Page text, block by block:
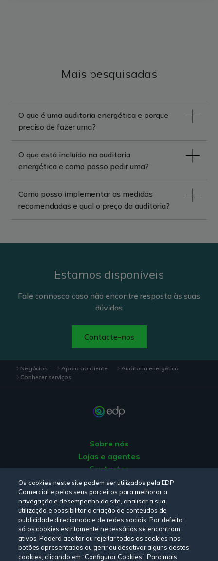
Mais pesquisadas
O que é uma auditoria energética e porque
preciso de fazer uma?
O que está incluído na auditoria
energética e como posso pedir uma?
Como posso implementar as medidas
recomendadas e qual o preço da auditoria?
Estamos disponíveis
Fale connosco caso não encontre resposta às suas
dúvidas
Contacte-nos
Negócios Apoio ao cliente
Auditoria energética
Conhecer serviços
Sobre nós
Lojas e agentes
Contactos
Apoio ao Cliente
Origem da energia
Livro de Reclamações
Consulte a nossaPolítica de privacidade, Política de cookies
Termos e CondiçõeseDeclaração de Acessibilidade.
Os cookies neste site podem ser utilizados pela EDP
Comercial e pelos seus parceiros para melhorar a
navegação e desempenho do site, analisar a sua
utilização e possibilitar a criação de conteúdos de
publicidade direcionada e de redes sociais. Por defeito,
só os cookies estritamente necessários se encontram
ativos. Poderá aceitar ou rejeitar todos os cookies nos
botões apresentados ou gerir ou desativar alguns destes
cookies, clicando em “Configurar Cookies”. Para mais